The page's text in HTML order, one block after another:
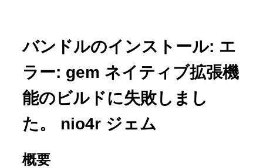
バンドルのインストール: エ
ラー: gem ネイティブ拡張機
能のビルドに失敗しまし
た。 nio4r ジェム
概要